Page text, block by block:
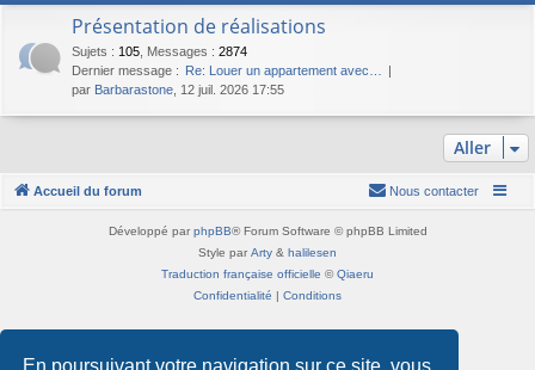
En poursuivant votre navigation sur ce site, vous
Présentation de réalisations
Sujets : 105 Messages : 2874
Dernier message : Re: Louer un appartement avec…
par Barbarastone , 12 juil. 2026 17:55
Aller
Accueil du forum Nous contacter
Développé par phpBB® Forum Software © phpBB Limited
Style par Arty & halilesen
Traduction française officielle ©Qiaeru
Confidentialité | Conditions